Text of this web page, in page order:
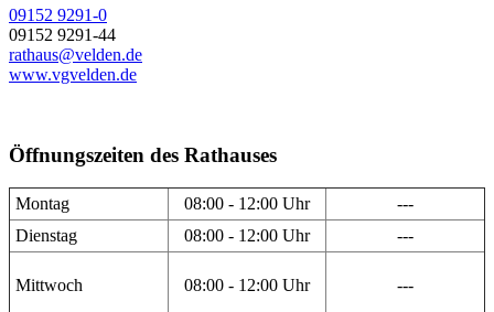
09152 9291-0
09152 9291-44
rathaus@velden.de
www.vgvelden.de
Öffnungszeiten des Rathauses
Montag 08:00 - 12:00 Uhr
---
Dienstag
08:00 - 12:00 Uhr ---
Mittwoch 08:00 - 12:00 Uhr ---